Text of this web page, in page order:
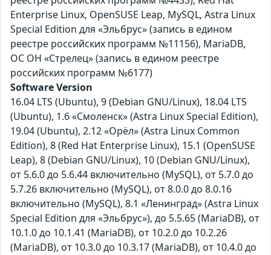
Enterprise Linux, OpenSUSE Leap, MySQL, Astra Linux
Special Edition для «Эльбрус» (запись в едином
реестре российских программ №11156), MariaDB,
ОС ОН «Стрелец» (запись в едином реестре
российских программ №6177)
Software Version
16.04 LTS (Ubuntu), 9 (Debian GNU/Linux), 18.04 LTS
(Ubuntu), 1.6 «Смоленск» (Astra Linux Special Edition),
19.04 (Ubuntu), 2.12 «Орёл» (Astra Linux Common
Edition), 8 (Red Hat Enterprise Linux), 15.1 (OpenSUSE
Leap), 8 (Debian GNU/Linux), 10 (Debian GNU/Linux),
от 5.6.0 до 5.6.44 включительно (MySQL), от 5.7.0 до
5.7.26 включительно (MySQL), от 8.0.0 до 8.0.16
включительно (MySQL), 8.1 «Ленинград» (Astra Linux
Special Edition для «Эльбрус»), до 5.5.65 (MariaDB), от
10.1.0 до 10.1.41 (MariaDB), от 10.2.0 до 10.2.26
(MariaDB), от 10.3.0 до 10.3.17 (MariaDB), от 10.4.0 до